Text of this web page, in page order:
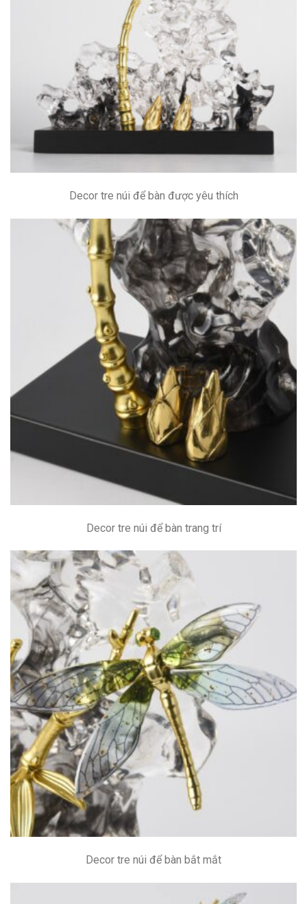
Decor tre núi để bàn được yêu thích
Decor tre núi để bàn trang trí
Decor tre núi để bàn bắt mắt